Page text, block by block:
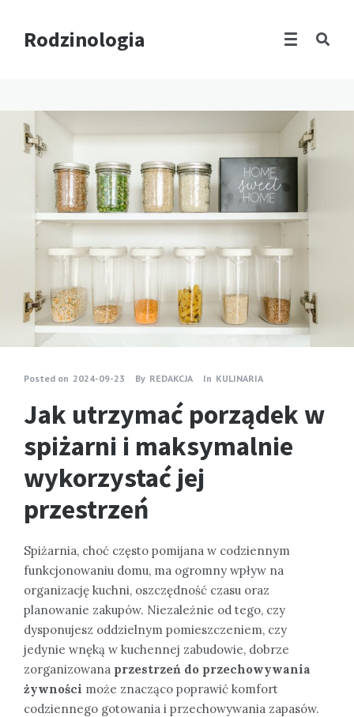
Rodzinologia
Posted on 2024-09-23 By REDAKCJA In KULINARIA
Jak utrzymać porządek w
spiżarni i maksymalnie
wykorzystać jej
przestrzeń
Spiżarnia, choć często pomijana w codziennym
funkcjonowaniu domu, ma ogromny wpływ na
organizację kuchni, oszczędność czasu oraz
planowanie zakupów. Niezależnie od tego, czy
dysponujesz oddzielnym pomieszczeniem, czy
jedynie wnęką w kuchennej zabudowie, dobrze
zorganizowana przestrzeń do przechowywania
żywności może znacząco poprawić komfort
codziennego gotowania i przechowywania zapasów.